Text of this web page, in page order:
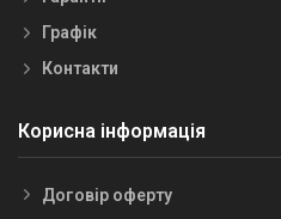
Графік
Контакти
Корисна інформація
Договір оферту